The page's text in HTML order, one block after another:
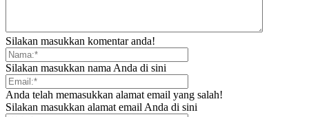
Silakan masukkan komentar anda!
Silakan masukkan nama Anda di sini
Anda telah memasukkan alamat email yang salah!
Silakan masukkan alamat email Anda di sini